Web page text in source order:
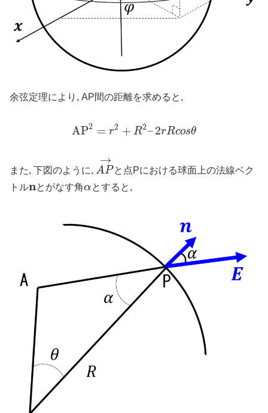
余弦定理により, AP間の距離を求めると,
AP2 = r2 + R2–2rRcosθ
また, 下図のように, AP
→
と点Pにおける球面上の法線ベク
トルnとがなす角αとすると,